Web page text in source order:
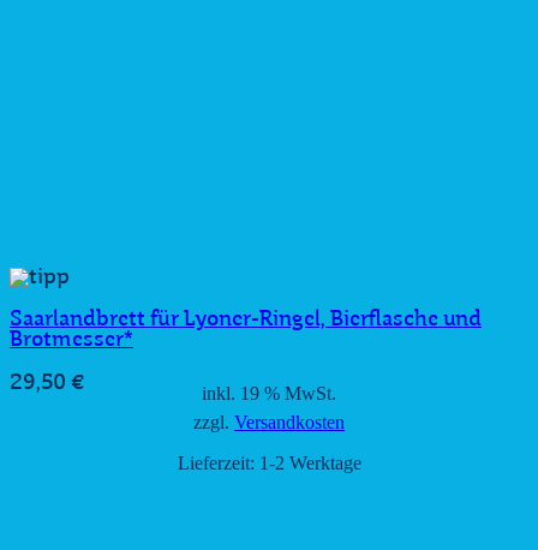
Saarlandbrett für Lyoner-Ringel, Bierflasche und
Brotmesser*
29,50 €
inkl. 19 % MwSt.
zzgl. Versandkosten
Lieferzeit: 1-2 Werktage